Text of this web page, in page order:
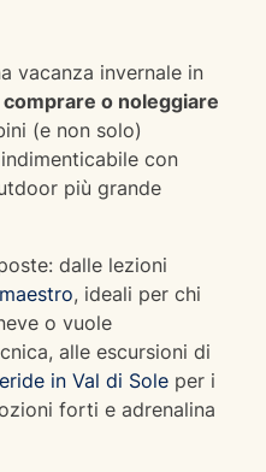
vacanza invernale in
comprare o noleggiare
(e non solo)
con
più grande
dalle lezioni
, ideali per chi
o vuole
alle escursioni di
in Val di Sole per i
forti e adrenalina